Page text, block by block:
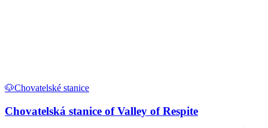
🐶Chovatelské stanice
Chovatelská stanice of Valley of Respite